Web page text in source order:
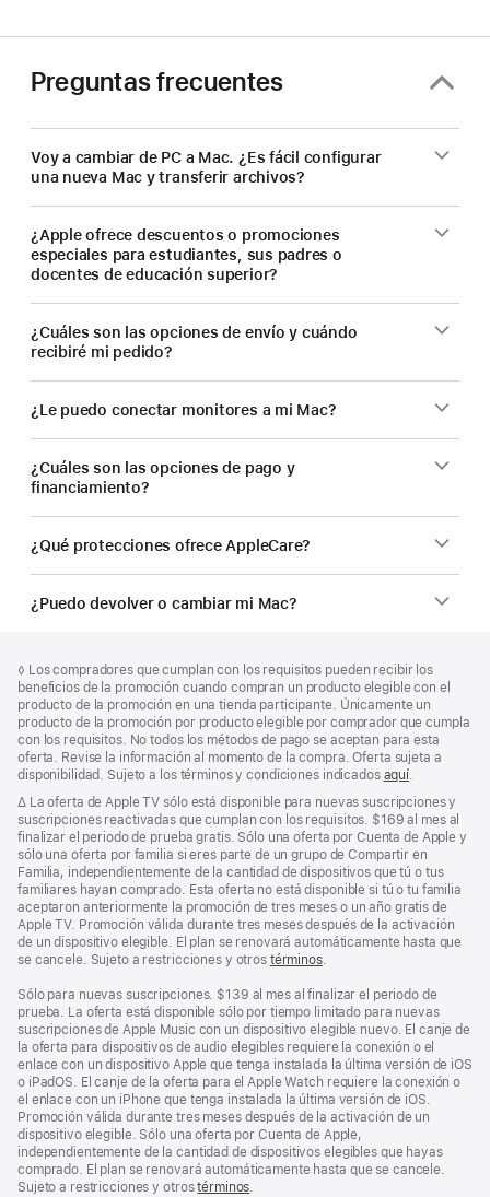
con
los
descuentos
para
estudiantes
y
docentes.
Preguntas frecuentes
Voy a cambiar de PC a Mac. ¿Es fácil configurar
una nueva Mac y transferir archivos?
¿Apple ofrece descuentos o promociones
especiales para estudiantes, sus padres o
docentes de educación superior?
¿Cuáles son las opciones de envío y cuándo
recibiré mi pedido?
¿Le puedo conectar monitores a mi Mac?
¿Cuáles son las opciones de pago y
financiamiento?
¿Qué protecciones ofrece AppleCare?
¿Puedo devolver o cambiar mi Mac?
de
página
a
pie
de
página
Nota
al
pie
◊ Los compradores que cumplan con los requisitos pueden recibir los
beneficios de la promoción cuando compran un producto elegible con el
producto de la promoción en una tienda participante. Únicamente un
producto de la promoción por producto elegible por comprador que cumpla
con los requisitos. No todos los métodos de pago se aceptan para esta
oferta. Revise la información al momento de la compra. Oferta sujeta a
disponibilidad. Sujeto a los términos y condiciones indicados aquí
Nota
al
pie
∆ La oferta de Apple TV sólo está disponible para nuevas suscripciones y
suscripciones reactivadas que cumplan con los requisitos. $169 al mes al
finalizar el periodo de prueba gratis. Sólo una oferta por Cuenta de Apple y
sólo una oferta por familia si eres parte de un grupo de Compartir en
Familia, independientemente de la cantidad de dispositivos que tú o tus
familiares hayan comprado. Esta oferta no está disponible si tú o tu familia
aceptaron anteriormente la promoción de tres meses o un año gratis de
Apple TV. Promoción válida durante tres meses después de la activación
de un dispositivo elegible. El plan se renovará automáticamente hasta que
se cancele. Sujeto a restricciones y otros términos.
Sólo para nuevas suscripciones. $139 al mes al finalizar el periodo de
prueba. La oferta está disponible sólo por tiempo limitado para nuevas
suscripciones de Apple Music con un dispositivo elegible nuevo. El canje de
la oferta para dispositivos de audio elegibles requiere la conexión o el
enlace con un dispositivo Apple que tenga instalada la última versión de iOS
o iPadOS. El canje de la oferta para el Apple Watch requiere la conexión o
el enlace con un iPhone que tenga instalada la última versión de iOS.
Promoción válida durante tres meses después de la activación de un
dispositivo elegible. Sólo una oferta por Cuenta de Apple,
independientemente de la cantidad de dispositivos elegibles que hayas
comprado. El plan se renovará automáticamente hasta que se cancele.
Sujeto a restricciones y otrostérminos.